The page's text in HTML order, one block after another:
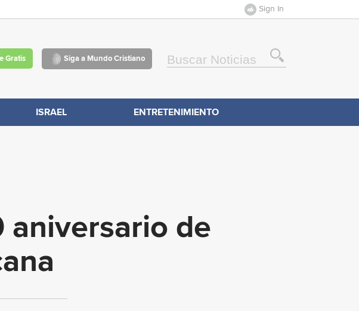
Sign In
Gratis Siga a Mundo Cristiano
ISRAEL ENTRETENIMIENTO
de